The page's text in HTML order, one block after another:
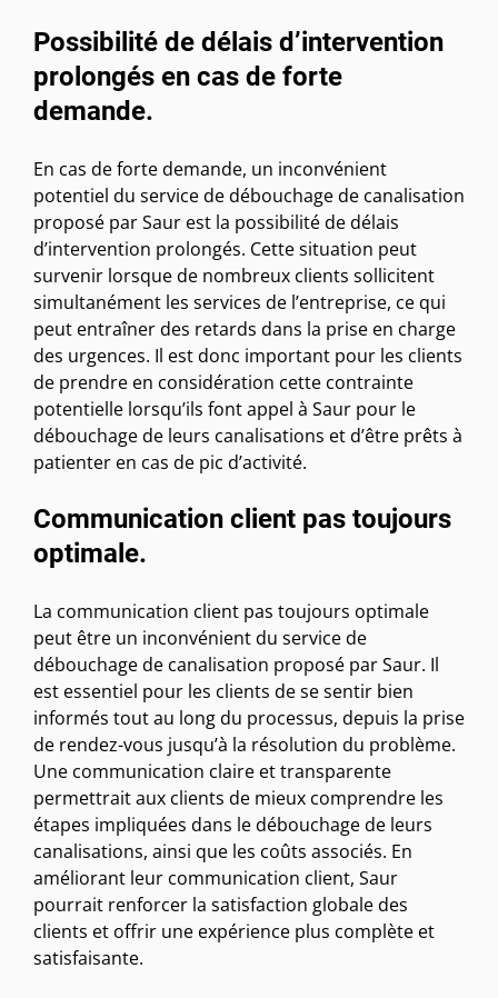
Possibilité de délais d’intervention
prolongés en cas de forte
demande.
En cas de forte demande, un inconvénient
potentiel du service de débouchage de canalisation
proposé par Saur est la possibilité de délais
d’intervention prolongés. Cette situation peut
survenir lorsque de nombreux clients sollicitent
simultanément les services de l’entreprise, ce qui
peut entraîner des retards dans la prise en charge
des urgences. Il est donc important pour les clients
de prendre en considération cette contrainte
potentielle lorsqu’ils font appel à Saur pour le
débouchage de leurs canalisations et d’être prêts à
patienter en cas de pic d’activité.
Communication client pas toujours
optimale.
La communication client pas toujours optimale
peut être un inconvénient du service de
débouchage de canalisation proposé par Saur. Il
est essentiel pour les clients de se sentir bien
informés tout au long du processus, depuis la prise
de rendez-vous jusqu’à la résolution du problème.
Une communication claire et transparente
permettrait aux clients de mieux comprendre les
étapes impliquées dans le débouchage de leurs
canalisations, ainsi que les coûts associés. En
améliorant leur communication client, Saur
pourrait renforcer la satisfaction globale des
clients et offrir une expérience plus complète et
satisfaisante.